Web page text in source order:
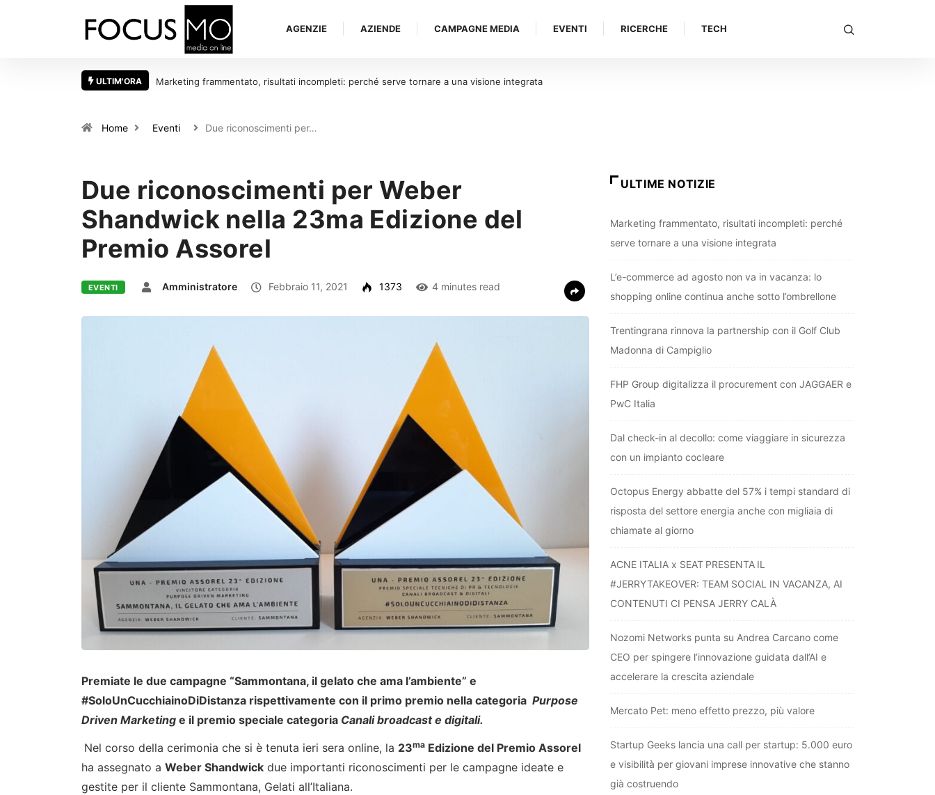
AGENZIE AZIENDE CAMPAGNE MEDIA EVENTI RICERCHE TECH
ULTIM'ORA
tornare a una visione integrataL’e-commerce ad agosto non va in vacanza: lo shopping online continua anche sotto
Home Eventi Due riconoscimenti per…
Due riconoscimenti per Weber
Shandwick nella 23ma Edizione del
Premio Assorel
EVENTI Amministratore Febbraio 11, 2021 1373 4 minutes read
Premiate le due campagne “Sammontana, il gelato che ama l’ambiente” e
#SoloUnCucchiainoDiDistanza rispettivamente con il primo premio nella categoria Purpose
Driven Marketing e il premio speciale categoria Canali broadcast e digitali.
Nel corso della cerimonia che si è tenuta ieri sera online, la 23ma Edizione del Premio Assorel
ha assegnato a Weber Shandwick due importanti riconoscimenti per le campagne ideate e
gestite per il cliente Sammontana, Gelati all’Italiana.
ULTIME NOTIZIE
Marketing frammentato, risultati incompleti: perché
serve tornare a una visione integrata
L’e-commerce ad agosto non va in vacanza: lo
shopping online continua anche sotto l’ombrellone
Trentingrana rinnova la partnership con il Golf Club
Madonna di Campiglio
FHP Group digitalizza il procurement con JAGGAER e
PwC Italia
Dal check-in al decollo: come viaggiare in sicurezza
con un impianto cocleare
Octopus Energy abbatte del 57% i tempi standard di
risposta del settore energia anche con migliaia di
chiamate al giorno
ACNE ITALIA x SEAT PRESENTA IL
#JERRYTAKEOVER: TEAM SOCIAL IN VACANZA, AI
CONTENUTI CI PENSA JERRY CALÀ
Nozomi Networks punta su Andrea Carcano come
CEO per spingere l’innovazione guidata dall’AI e
accelerare la crescita aziendale
Mercato Pet: meno effetto prezzo, più valore
Startup Geeks lancia una call per startup: 5.000 euro
e visibilità per giovani imprese innovative che stanno
già costruendo